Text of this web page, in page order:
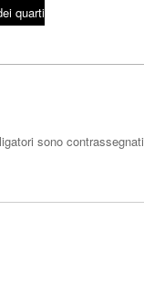
quarti
sono contrassegnati